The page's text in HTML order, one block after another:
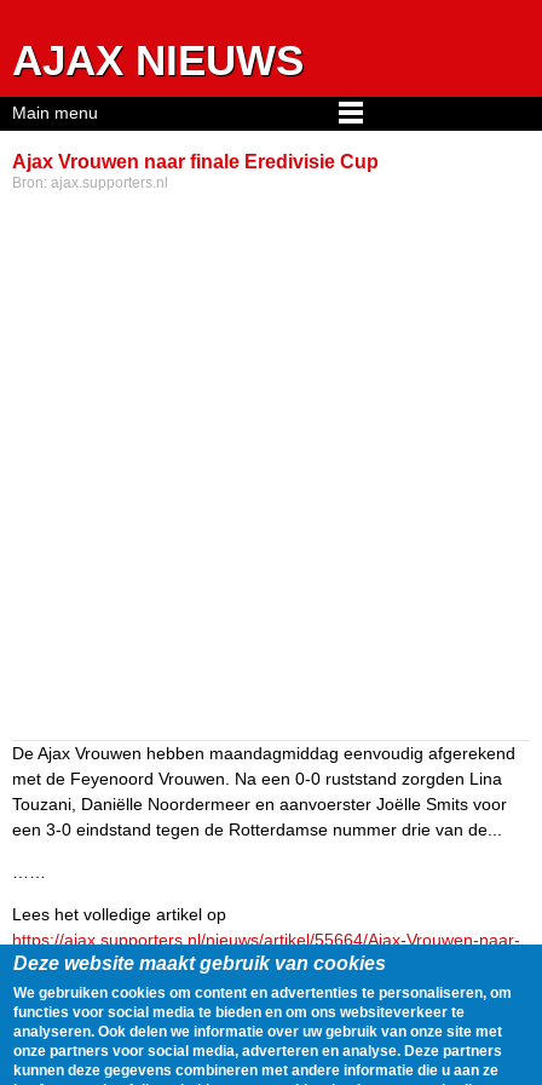
AJAX NIEUWS
Ajax Vrouwen naar finale Eredivisie Cup
Bron: ajax.supporters.nl
De Ajax Vrouwen hebben maandagmiddag eenvoudig afgerekend
met de Feyenoord Vrouwen. Na een 0-0 ruststand zorgden Lina
Touzani, Daniëlle Noordermeer en aanvoerster Joëlle Smits voor
een 3-0 eindstand tegen de Rotterdamse nummer drie van de...
Lees het volledige artikel op
https://ajax.supporters.nl/nieuws/artikel/55664/Ajax-Vrouwen-naar-
finale-Eredivisie-Cup
Delen Tweet 25 May, 2026 - 15:51
Gegevens
Main menu
Deze website maakt gebruik van cookies
We gebruiken cookies om content en advertenties te personaliseren, om
functies voor social media te bieden en om ons websiteverkeer te
analyseren. Ook delen we informatie over uw gebruik van onze site met
onze partners voor social media, adverteren en analyse. Deze partners
kunnen deze gegevens combineren met andere informatie die u aan ze